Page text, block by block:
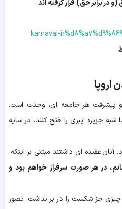
در برابر حق) قرار گرفته اند
و پيشرفت هر جامعه‏ اى، وحدت است.
جزيره ايبرى را فتح كنند، در سايه
آنان عقیده ای داشتند مبتنی بر اینکه:
در هر صورت سرفراز خواهم بود و
چیزی جز شکست را در بر نداشت. تصور